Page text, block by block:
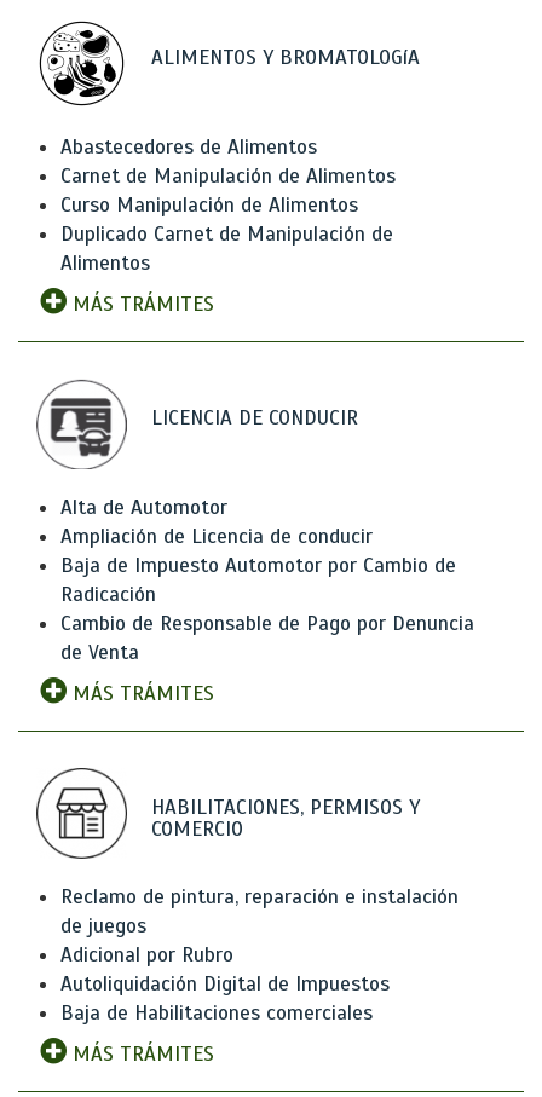
ALIMENTOS Y BROMATOLOGíA
Abastecedores de Alimentos
Carnet de Manipulación de Alimentos
Curso Manipulación de Alimentos
Duplicado Carnet de Manipulación de
Alimentos
MÁS TRÁMITES
LICENCIA DE CONDUCIR
Alta de Automotor
Ampliación de Licencia de conducir
Baja de Impuesto Automotor por Cambio de
Radicación
Cambio de Responsable de Pago por Denuncia
de Venta
MÁS TRÁMITES
HABILITACIONES, PERMISOS Y
COMERCIO
Reclamo de pintura, reparación e instalación
de juegos
Adicional por Rubro
Autoliquidación Digital de Impuestos
Baja de Habilitaciones comerciales
MÁS TRÁMITES